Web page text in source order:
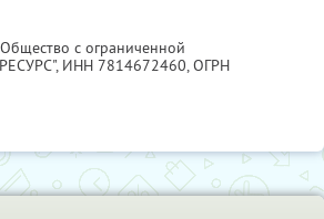
Общество с ограниченной
ИНН 7814672460, ОГРН